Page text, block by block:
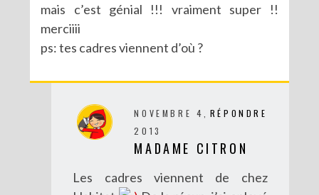
mais c’est génial !!! vraiment super !!
merciiii
ps: tes cadres viennent d’où ?
RÉPONDRE
NOVEMBRE 4,
2013
MADAME CITRON
Les cadres viennent de chez